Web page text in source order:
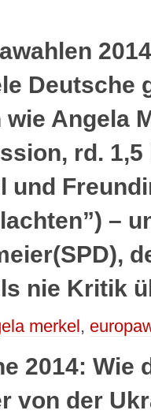
Deutsche
wie Angela
rd.
und
–
nie Kritik
merkel ,
2014: Wie
von der